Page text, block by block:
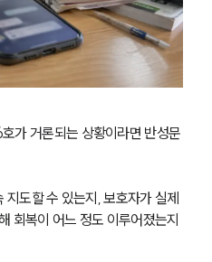
가 거론되는 상황이라면 반성문
지도할 수 있는지, 보호자가 실제
회복이 어느 정도 이루어졌는지